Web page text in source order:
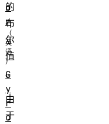
的
布
尔
值
。
由
于
o
r
G
y
r
o